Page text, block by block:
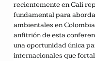
recientemente en Cali
fundamental para
ambientales en
anfitrión de esta
una oportunidad única
internacionales que